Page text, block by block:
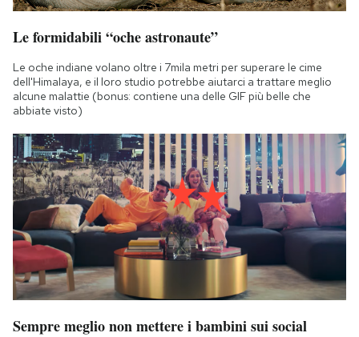
Le formidabili “oche astronaute”
Le oche indiane volano oltre i 7mila metri per superare le cime
dell'Himalaya, e il loro studio potrebbe aiutarci a trattare meglio
alcune malattie (bonus: contiene una delle GIF più belle che
abbiate visto)
Sempre meglio non mettere i bambini sui social